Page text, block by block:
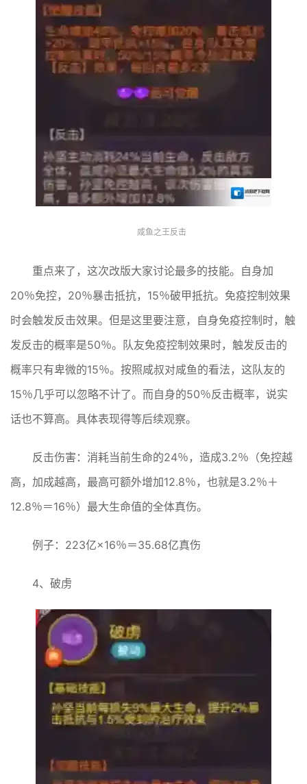
咸鱼之王反击
重点来了，这次改版大家讨论最多的技能。自身加
20％免控，20％暴击抵抗，15％破甲抵抗。免疫控制效果
时会触发反击效果。但是这里要注意，自身免疫控制时，触
发反击的概率是50％。队友免疫控制效果时，触发反击的
概率只有卑微的15％。按照咸叔对咸鱼的看法，这队友的
15％几乎可以忽略不计了。而自身的50％反击概率，说实
话也不算高。具体表现得等后续观察。
反击伤害：消耗当前生命的24％，造成3.2％（免控越
高，加成越高，最高可额外增加12.8％，也就是3.2％＋
12.8％＝16％）最大生命值的全体真伤。
例子：223亿×16％＝35.68亿真伤
4、破虏